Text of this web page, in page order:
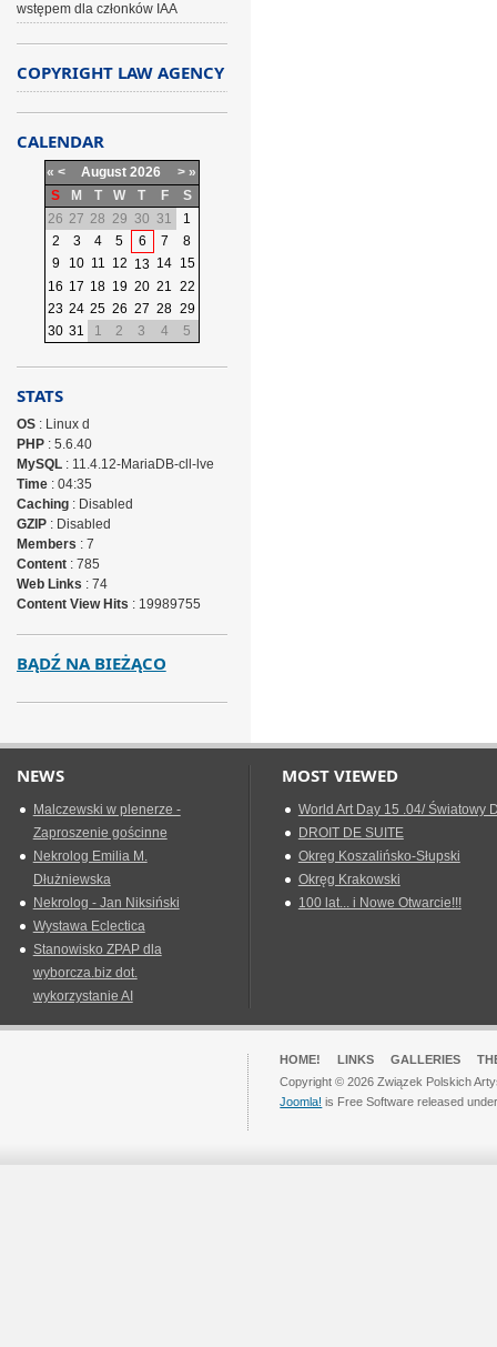
wstępem dla członków IAA
COPYRIGHT LAW AGENCY
CALENDAR
« < August 2026 > »
S
M T W T F
S
26 27 28 29 30 31
1
2
3 4 5 6 7
8
9
10 11 12 13 14 15
16 17 18 19 20 21 22
23 24 25 26 27 28 29
30 31 1 2 3 4 5
STATS
OS: Linux d
PHP: 5.6.40
MySQL: 11.4.12-MariaDB-cll-lve
Time: 04:35
Caching: Disabled
GZIP: Disabled
Members : 7
Content: 785
Web Links : 74
Content View Hits : 19989755
BĄDŹ NA BIEŻĄCO
NEWS
Malczewski w plenerze -
Zaproszenie gościnne
Nekrolog Emilia M.
Dłużniewska
Nekrolog - Jan Niksiński
Wystawa Eclectica
Stanowisko ZPAP dla
wyborcza.biz dot.
wykorzystanie AI
MOST VIEWED
World Art Day 15 .04/ Światowy
DROIT DE SUITE
Okreg Koszalińsko-Słupski
Okręg Krakowski
100 lat... i Nowe Otwarcie!!!
HOME! LINKS GALLERIES
Copyright © 2026 Związek Polskich
Joomla! is Free Software released